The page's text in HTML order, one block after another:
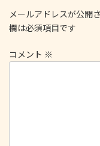
メールアドレスが公開
欄は必須項目です
コメント ※